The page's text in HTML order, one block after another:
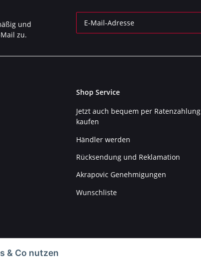
& Co nutzen
und
zu.
Shop Service
Jetzt auch bequem per Ratenzahlung
kaufen
Händler werden
Rücksendung und Reklamation
Akrapovic Genehmigungen
Wunschliste